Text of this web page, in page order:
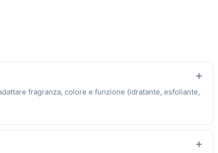
fragranza, colore e funzione (idratante, esfoliante,